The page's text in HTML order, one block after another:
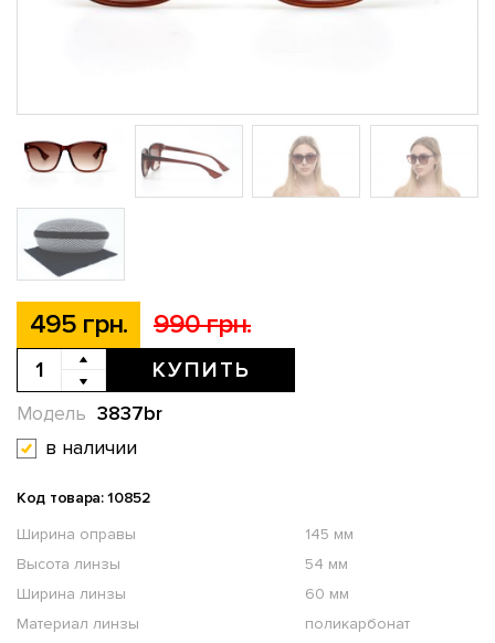
495 грн. 990 грн.
КУПИТЬ
3837br
Модель
в наличии
Код товара: 10852
Ширина оправы
145 мм
Высота линзы
54 мм
Ширина линзы
60 мм
Материал линзы
поликарбонат